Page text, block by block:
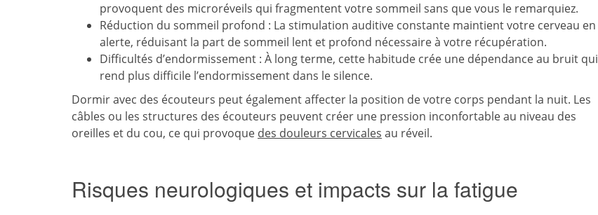
provoquent des microréveils qui fragmentent votre sommeil sans que vous le remarquiez.
Réduction du sommeil profond : La stimulation auditive constante maintient votre cerveau en
alerte, réduisant la part de sommeil lent et profond nécessaire à votre récupération.
Difficultés d’endormissement : À long terme, cette habitude crée une dépendance au bruit qui
rend plus difficile l’endormissement dans le silence.
Dormir avec des écouteurs peut également affecter la position de votre corps pendant la nuit. Les
câbles ou les structures des écouteurs peuvent créer une pression inconfortable au niveau des
oreilles et du cou, ce qui provoque des douleurs cervicales au réveil.
Risques neurologiques et impacts sur la fatigue